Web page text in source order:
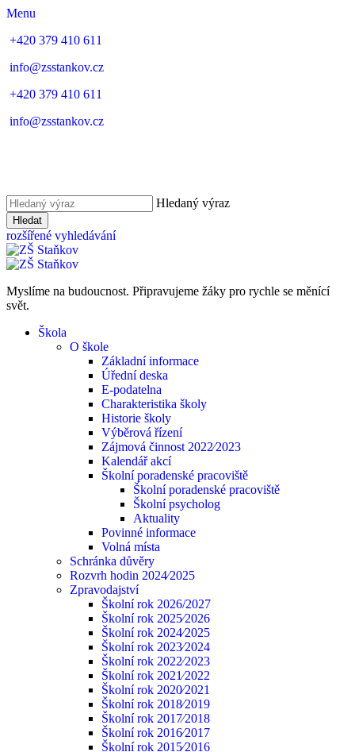
Menu
+420 379 410 611
info@zsstankov.cz
+420 379 410 611
info@zsstankov.cz
Hledaný výraz
Hledat
rozšířené vyhledávání
Myslíme na budoucnost. Připravujeme žáky pro rychle se měnící
svět.
Škola
O škole
Základní informace
Úřední deska
E-podatelna
Charakteristika školy
Historie školy
Výběrová řízení
Zájmová činnost 2022⁄2023
Kalendář akcí
Školní poradenské pracoviště
Školní poradenské pracoviště
Školní psycholog
Aktuality
Povinné informace
Volná místa
Schránka důvěry
Rozvrh hodin 2024⁄2025
Zpravodajství
Školní rok 2026/2027
Školní rok 2025⁄2026
Školní rok 2024⁄2025
Školní rok 2023⁄2024
Školní rok 2022⁄2023
Školní rok 2021⁄2022
Školní rok 2020⁄2021
Školní rok 2018⁄2019
Školní rok 2017⁄2018
Školní rok 2016⁄2017
Školní rok 2015⁄2016